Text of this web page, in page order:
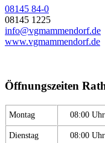
08145 84-0
08145 1225
info@vgmammendorf.de
www.vgmammendorf.de
Öffnungszeiten
Montag 08:00
Dienstag 08:00